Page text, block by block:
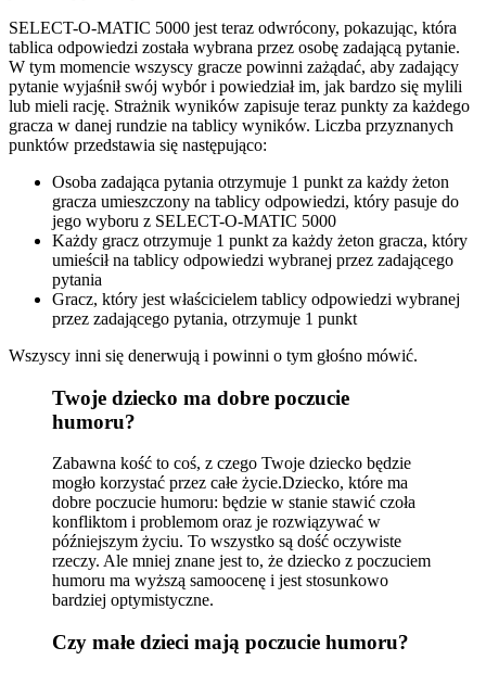
SELECT-O-MATIC 5000 jest teraz odwrócony, pokazując, która
tablica odpowiedzi została wybrana przez osobę zadającą pytanie.
W tym momencie wszyscy gracze powinni zażądać, aby zadający
pytanie wyjaśnił swój wybór i powiedział im, jak bardzo się mylili
lub mieli rację. Strażnik wyników zapisuje teraz punkty za każdego
gracza w danej rundzie na tablicy wyników. Liczba przyznanych
punktów przedstawia się następująco:
Osoba zadająca pytania otrzymuje 1 punkt za każdy żeton
gracza umieszczony na tablicy odpowiedzi, który pasuje do
jego wyboru z SELECT-O-MATIC 5000
Każdy gracz otrzymuje 1 punkt za każdy żeton gracza, który
umieścił na tablicy odpowiedzi wybranej przez zadającego
pytania
Gracz, który jest właścicielem tablicy odpowiedzi wybranej
przez zadającego pytania, otrzymuje 1 punkt
Wszyscy inni się denerwują i powinni o tym głośno mówić.
Twoje dziecko ma dobre poczucie
humoru?
Zabawna kość to coś, z czego Twoje dziecko będzie
mogło korzystać przez całe życie.Dziecko, które ma
dobre poczucie humoru: będzie w stanie stawić czoła
konfliktom i problemom oraz je rozwiązywać w
późniejszym życiu. To wszystko są dość oczywiste
rzeczy. Ale mniej znane jest to, że dziecko z poczuciem
humoru ma wyższą samoocenę i jest stosunkowo
bardziej optymistyczne.
Czy małe dzieci mają poczucie humoru?